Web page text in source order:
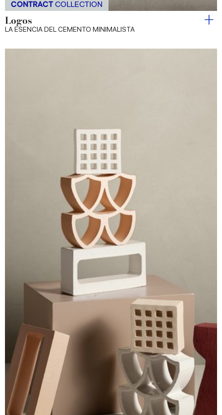
CONTRACT COLLECTION
Logos
LA ESENCIA DEL CEMENTO MINIMALISTA